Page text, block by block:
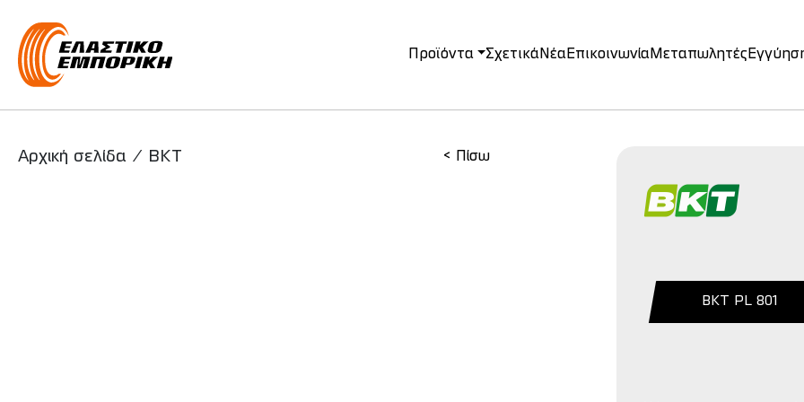
Main Navigation
Προϊόντα Σχετικά Νέα Επικοινωνία Μεταπωλητές
Αρχική σελίδα / BKT < Πίσω
BKT PL 801